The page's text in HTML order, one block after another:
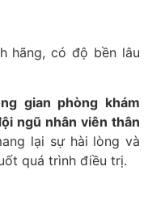
hãng, có độ bền lâu
gian phòng khám
ngũ nhân viên thân
lại sự hài lòng và
quá trình điều trị.